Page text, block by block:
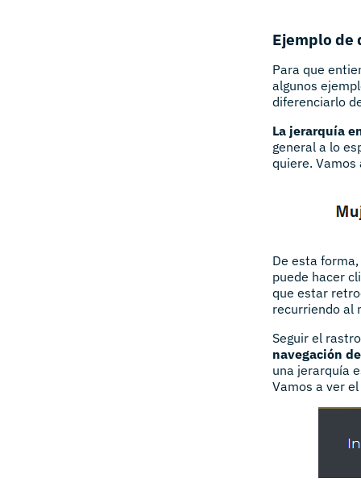
Ejemplo de
Para que
algunos
diferenciarlo
La jerarquía
general a lo
quiere. Vamos
De esta
puede hacer
que estar
recurriendo al
Seguir el
navegación
una jerarquía
Vamos a ver